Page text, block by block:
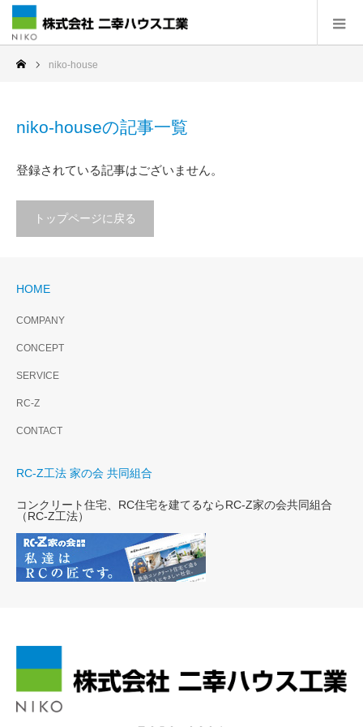
niko-house
niko-houseの記事一覧
登録されている記事はございません。
トップページに戻る
HOME
COMPANY
CONCEPT
SERVICE
RC-Z
CONTACT
RC-Z工法 家の会 共同組合
コンクリート住宅、RC住宅を建てるならRC-Z家の会共同組合
（RC-Z工法）